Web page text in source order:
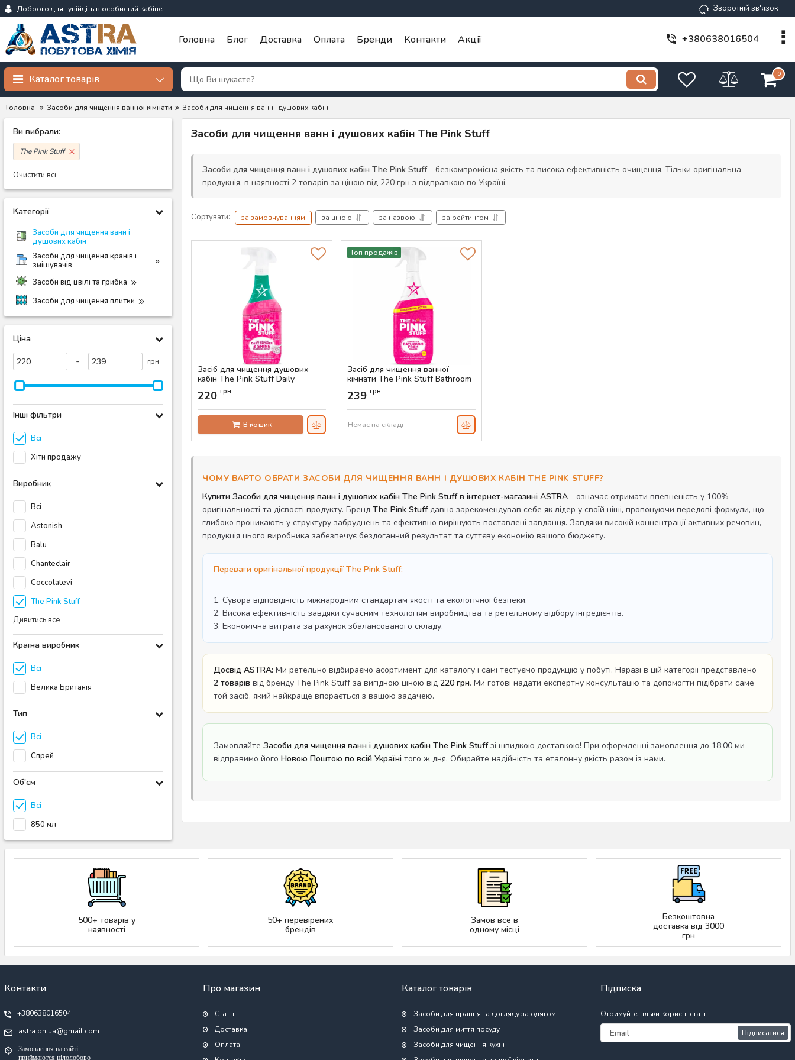
Доброго дня, увійдіть в особистий кабінет Зворотній зв'язок
Головна Блог Доставка Оплата Бренди Контакти Акції +380638016504
Каталог товарів 0
Головна Засоби для чищення ванної кімнати Засоби для чищення ванн і душових кабін
Ви вибрали:
The Pink Stuff
Очистити всі
Категорії
Засоби для чищення ванн і
душових кабін
Засоби для чищення кранів і
змішувачів
Засоби від цвілі та грибка
Засоби для чищення плитки
Ціна
- грн
Інші фільтри
Всі
Хіти продажу
Виробник
Всі
Astonish
Balu
Chanteclair
Coccolatevi
The Pink Stuff
Дивитись все
Країна виробник
Всі
Велика Британія
Тип
Всі
Спрей
Об'єм
Всі
850 мл
Засоби для чищення ванн і душових кабін The Pink Stuff
Засоби для чищення ванн і душових кабін The Pink Stuff- безкомпромісна якість та висока ефективність очищення. Тільки оригінальна
продукція, в наявності 2 товарів за ціною від 220 грн з відправкою по Україні.
Сортувати: за замовчуванням за ціною за назвою за рейтингом
Засіб для чищення душових
кабін The Pink Stuff Daily
Shower & Shine, 850 мл
Артикул:
220 грн
В кошик
Топ продажів
Засіб для чищення ванної
кімнати The Pink Stuff Bathroom
Cleaner, 850 мл
Артикул:
239 грн
Немає на складі
ЧОМУ ВАРТО ОБРАТИ ЗАСОБИ ДЛЯ ЧИЩЕННЯ ВАНН І ДУШОВИХ КАБІН THE PINK STUFF?
Купити Засоби для чищення ванн і душових кабін The Pink Stuff в інтернет-магазині ASTRA - означає отримати впевненість у 100%
оригінальності та дієвості продукту. Бренд The Pink Stuffдавно зарекомендував себе як лідер у своїй ніші, пропонуючи передові формули, що
глибоко проникають у структуру забруднень та ефективно вирішують поставлені завдання. Завдяки високій концентрації активних речовин,
продукція цього виробника забезпечує бездоганний результат та суттєву економію вашого бюджету.
Переваги оригінальної продукції The Pink Stuff:
1. Сувора відповідність міжнародним стандартам якості та екологічної безпеки.
2. Висока ефективність завдяки сучасним технологіям виробництва та ретельному відбору інгредієнтів.
3. Економічна витрата за рахунок збалансованого складу.
Досвід ASTRA: Ми ретельно відбираємо асортимент для каталогу і самі тестуємо продукцію у побуті. Наразі в цій категорії представлено
2 товарів від бренду The Pink Stuff за вигідною ціною від 220 грн. Ми готові надати експертну консультацію та допомогти підібрати саме
той засіб, який найкраще впорається з вашою задачею.
Замовляйте Засоби для чищення ванн і душових кабін The Pink Stuffзі швидкою доставкою! При оформленні замовлення до 18:00 ми
відправимо його Новою Поштою по всій Україні того ж дня. Обирайте надійність та еталонну якість разом із нами.
500+ товарів у
наявності
50+ перевірених
брендів
Замов все в
одному місці
Безкоштовна
доставка від 3000
грн
Контакти
+380638016504
astra.dn.ua@gmail.com
Замовлення на сайті
приймаются цілодобово
Про магазин
Статті
Доставка
Оплата
Каталог товарів
Засоби для прання та догляду за одягом
Засоби для миття посуду
Засоби для чищення кухні
Підписка
Отримуйте тільки корисні статті!
Підписатися